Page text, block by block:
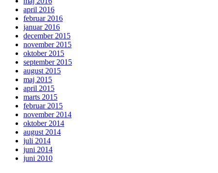
april 2016
februar 2016
januar 2016
december 2015
november 2015
oktober 2015
september 2015
august 2015
maj 2015
april 2015
marts 2015
februar 2015
november 2014
oktober 2014
august 2014
juli 2014
juni 2014
juni 2010